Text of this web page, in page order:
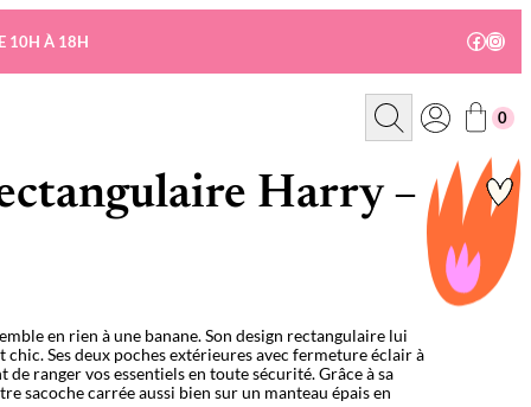
10H À 18H
R
c
r
c
0
Harry –
en rien à une banane. Son design rectangulaire lui
Ses deux poches extérieures avec fermeture éclair à
de ranger vos essentiels en toute sécurité. Grâce à sa
sacoche carrée aussi bien sur un manteau épais en